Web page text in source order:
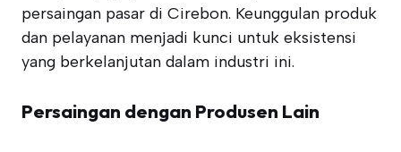
persaingan pasar di Cirebon. Keunggulan produk
dan pelayanan menjadi kunci untuk eksistensi
yang berkelanjutan dalam industri ini.
Persaingan dengan Produsen Lain